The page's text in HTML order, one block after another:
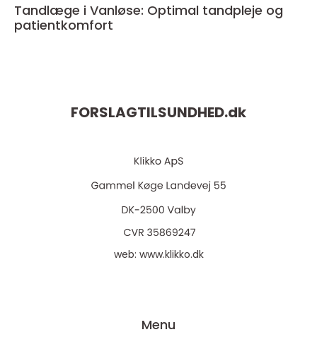
Tandlæge i Vanløse: Optimal tandpleje og
patientkomfort
FORSLAGTILSUNDHED.dk
web: www.klikko.dk
Menu